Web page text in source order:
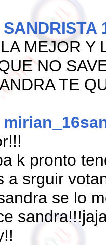
SANDRISTA
MEJOR Y
NO
TE
k pronto
a srguir
se lo